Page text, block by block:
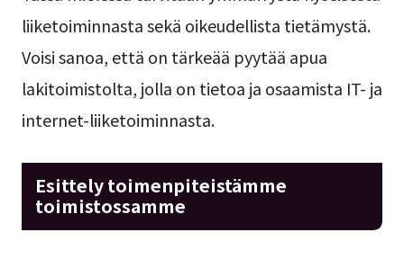
liiketoiminnasta sekä oikeudellista tietämystä.
Voisi sanoa, että on tärkeää pyytää apua
lakitoimistolta, jolla on tietoa ja osaamista IT- ja
internet-liiketoiminnasta.
Esittely toimenpiteistämme
toimistossamme